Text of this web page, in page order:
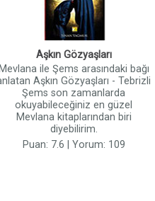
Aşkın Gözyaşları
Mevlana ile Şems arasındaki bağı
Aşkın Gözyaşları - Tebrizli
Şems son zamanlarda
okuyabileceğiniz en güzel
Mevlana kitaplarından biri
diyebilirim.
Puan: 7.6 | Yorum: 109